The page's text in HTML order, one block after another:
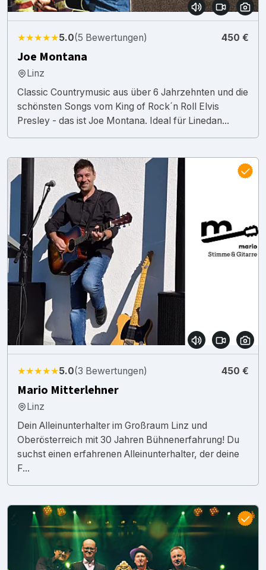
★★★★★5.0(5 Bewertungen) 450 €
Joe Montana
Linz
Classic Countrymusic aus über 6 Jahrzehnten und die
schönsten Songs vom King of Rock´n Roll Elvis
Presley - das ist Joe Montana. Ideal für Linedan...
★★★★★5.0(3 Bewertungen) 450 €
Mario Mitterlehner
Linz
Dein Alleinunterhalter im Großraum Linz und
Oberösterreich mit 30 Jahren Bühnenerfahrung! Du
suchst einen erfahrenen Alleinunterhalter, der deine
F...